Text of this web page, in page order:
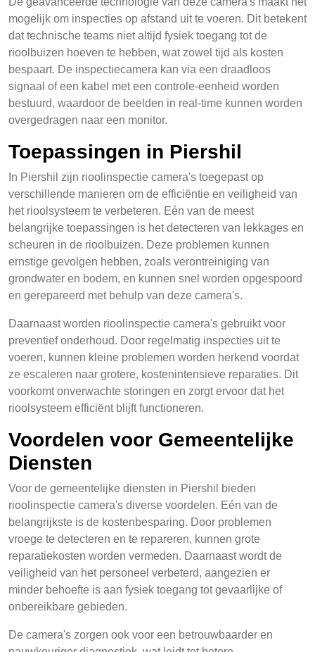
mogelijk om inspecties op afstand uit te voeren. Dit betekent
dat technische teams niet altijd fysiek toegang tot de
rioolbuizen hoeven te hebben, wat zowel tijd als kosten
bespaart. De inspectiecamera kan via een draadloos
signaal of een kabel met een controle-eenheid worden
bestuurd, waardoor de beelden in real-time kunnen worden
overgedragen naar een monitor.
Toepassingen in Piershil
In Piershil zijn rioolinspectie camera's toegepast op
verschillende manieren om de efficiëntie en veiligheid van
het rioolsysteem te verbeteren. Eén van de meest
belangrijke toepassingen is het detecteren van lekkages en
scheuren in de rioolbuizen. Deze problemen kunnen
ernstige gevolgen hebben, zoals verontreiniging van
grondwater en bodem, en kunnen snel worden opgespoord
en gerepareerd met behulp van deze camera's.
Daarnaast worden rioolinspectie camera's gebruikt voor
preventief onderhoud. Door regelmatig inspecties uit te
voeren, kunnen kleine problemen worden herkend voordat
ze escaleren naar grotere, kostenintensieve reparaties. Dit
voorkomt onverwachte storingen en zorgt ervoor dat het
rioolsysteem efficiënt blijft functioneren.
Voordelen voor Gemeentelijke
Diensten
Voor de gemeentelijke diensten in Piershil bieden
rioolinspectie camera's diverse voordelen. Eén van de
belangrijkste is de kostenbesparing. Door problemen
vroege te detecteren en te repareren, kunnen grote
reparatiekosten worden vermeden. Daarnaast wordt de
veiligheid van het personeel verbeterd, aangezien er
minder behoefte is aan fysiek toegang tot gevaarlijke of
onbereikbare gebieden.
De camera's zorgen ook voor een betrouwbaarder en